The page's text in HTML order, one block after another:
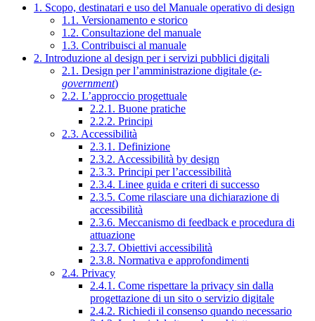
1. Scopo, destinatari e uso del Manuale operativo di design
1.1. Versionamento e storico
1.2. Consultazione del manuale
1.3. Contribuisci al manuale
2. Introduzione al design per i servizi pubblici digitali
2.1. Design per l’amministrazione digitale (e-
government)
2.2. L’approccio progettuale
2.2.1. Buone pratiche
2.2.2. Principi
2.3. Accessibilità
2.3.1. Definizione
2.3.2. Accessibilità by design
2.3.3. Principi per l’accessibilità
2.3.4. Linee guida e criteri di successo
2.3.5. Come rilasciare una dichiarazione di
accessibilità
2.3.6. Meccanismo di feedback e procedura di
attuazione
2.3.7. Obiettivi accessibilità
2.3.8. Normativa e approfondimenti
2.4. Privacy
2.4.1. Come rispettare la privacy sin dalla
progettazione di un sito o servizio digitale
2.4.2. Richiedi il consenso quando necessario